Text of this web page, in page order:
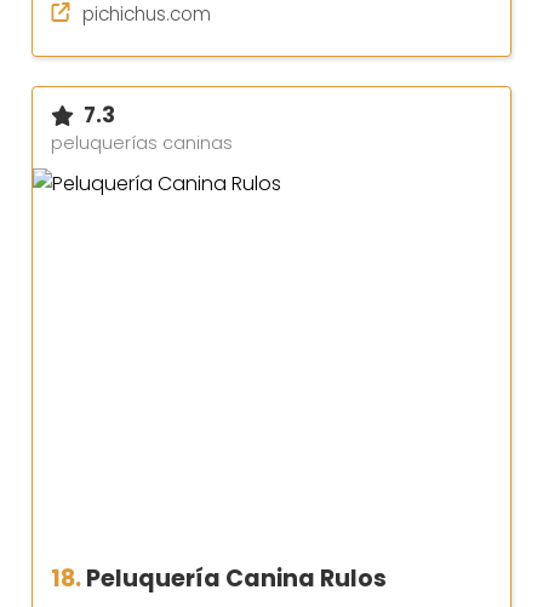
pichichus.com
7.3
peluquerías caninas
18.Peluquería Canina Rulos